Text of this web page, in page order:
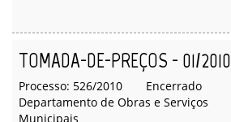
TOMADA-DE-PREÇOS - 01/2010
Processo: 526/2010
Encerrado
Departamento de Obras e Serviços
Municipais